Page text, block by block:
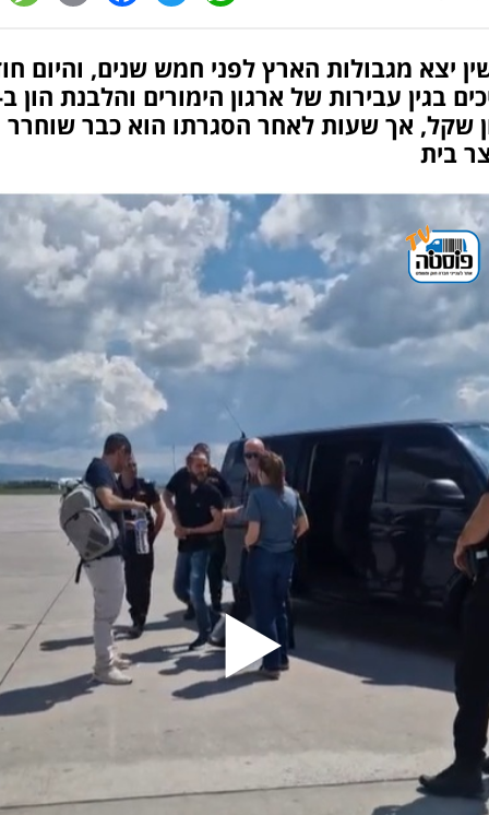
יצא מגבולות הארץ לפני חמש שנים, והיום
שקל, אך שעות לאחר הסגרתו הוא כבר שוחרר
בית